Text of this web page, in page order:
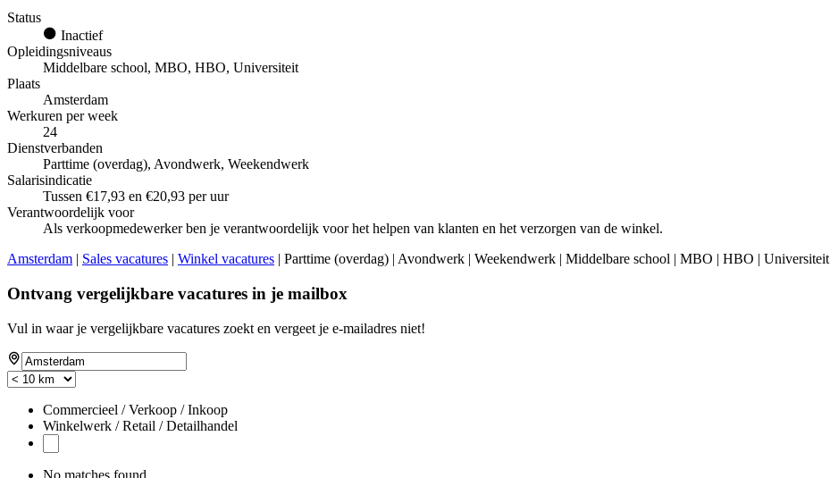
Status
Inactief
Opleidingsniveaus
Middelbare school, MBO, HBO, Universiteit
Plaats
Amsterdam
Werkuren per week
24
Dienstverbanden
Parttime (overdag), Avondwerk, Weekendwerk
Salarisindicatie
Tussen €17,93 en €20,93 per uur
Verantwoordelijk voor
Als verkoopmedewerker ben je verantwoordelijk voor het helpen van klanten en het verzorgen van de winkel.
Amsterdam | Sales vacatures | Winkel vacatures | Parttime (overdag) | Avondwerk | Weekendwerk | Middelbare school | MBO | HBO | Universiteit
Ontvang vergelijkbare vacatures in je mailbox
Vul in waar je vergelijkbare vacatures zoekt en vergeet je e-mailadres niet!
Commercieel / Verkoop / Inkoop
Winkelwerk / Retail / Detailhandel
No matches found